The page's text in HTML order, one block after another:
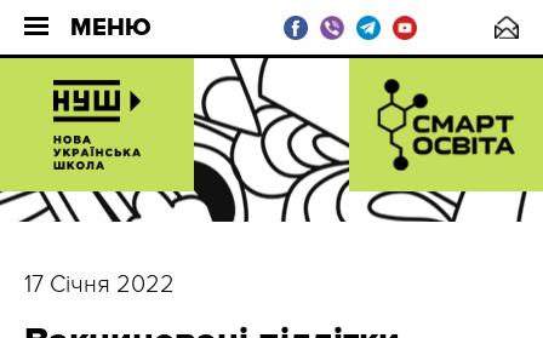
МЕНЮ
17 Січня 2022